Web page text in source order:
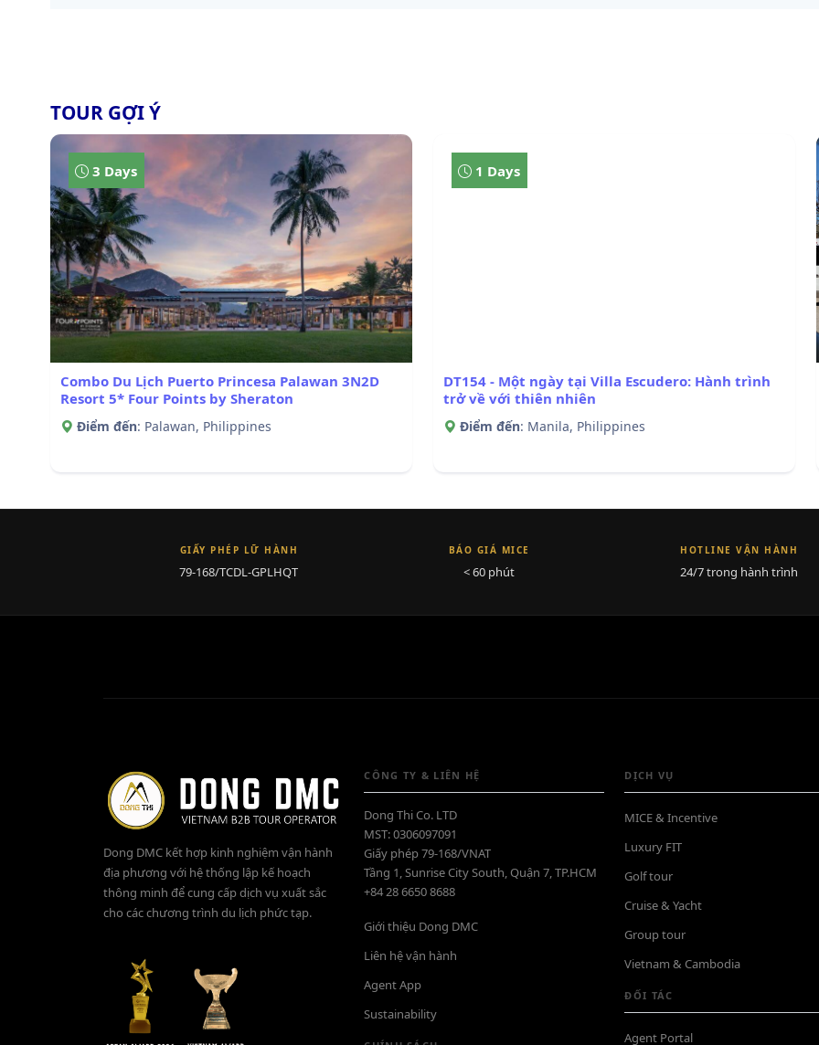
TOUR GỢI Ý
3 Days
Combo Du Lịch Puerto Princesa Palawan 3N2D
Resort 5* Four Points by Sheraton
Điểm đến: Palawan, Philippines
1 Days
DT154 - Một ngày tại Villa Escudero: Hành trình
trở về với thiên nhiên
Điểm đến: Manila, Philippines
GIẤY PHÉP LỮ HÀNH
79-168/TCDL-GPLHQT
BÁO GIÁ MICE
< 60 phút
HOTLINE VẬN HÀNH
24/7 trong hành trình
Dong DMC kết hợp kinh nghiệm vận hành
địa phương với hệ thống lập kế hoạch
thông minh để cung cấp dịch vụ xuất sắc
cho các chương trình du lịch phức tạp.
CÔNG TY & LIÊN HỆ
Dong Thi Co. LTD
MST: 0306097091
Giấy phép 79-168/VNAT
Tầng 1, Sunrise City South, Quận 7, TP.HCM
+84 28 6650 8688
Giới thiệu Dong DMC
Liên hệ vận hành
Agent App
Sustainability
DỊCH VỤ
MICE & Incentive
Luxury FIT
Golf tour
Cruise & Yacht
Group tour
Vietnam & Cambodia
ĐỐI TÁC
Agent Portal